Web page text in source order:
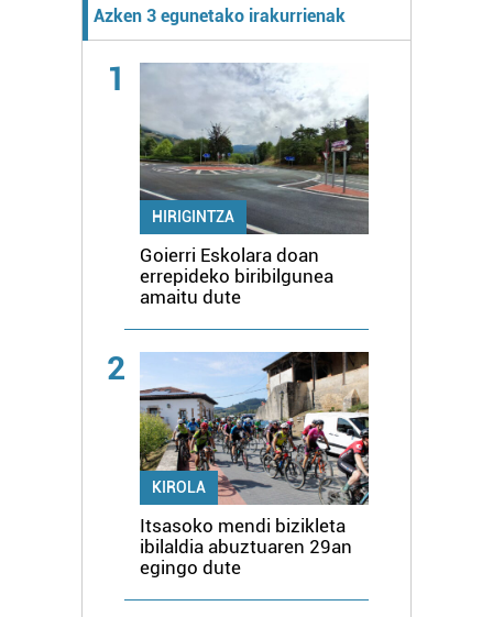
Azken 3 egunetako irakurrienak
1
HIRIGINTZA
Goierri Eskolara doan
errepideko biribilgunea
amaitu dute
2
KIROLA
Itsasoko mendi bizikleta
ibilaldia abuztuaren 29an
egingo dute